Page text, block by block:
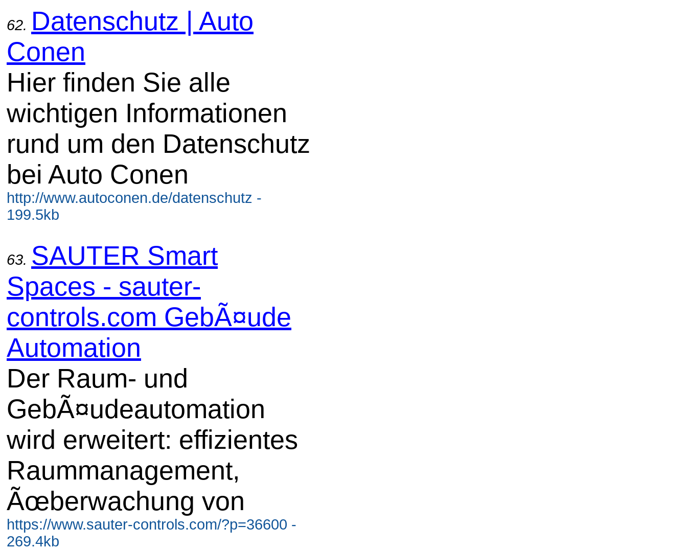
62. Datenschutz | Auto
Conen
Hier finden Sie alle
wichtigen Informationen
rund um den Datenschutz
bei Auto Conen
http://www.autoconen.de/datenschutz -
199.5kb
63. SAUTER Smart
Spaces - sauter-
controls.com GebÃ¤ude
Automation
Der Raum- und
GebÃ¤udeautomation
wird erweitert: effizientes
Raummanagement,
Ãœberwachung von
https://www.sauter-controls.com/?p=36600 -
269.4kb